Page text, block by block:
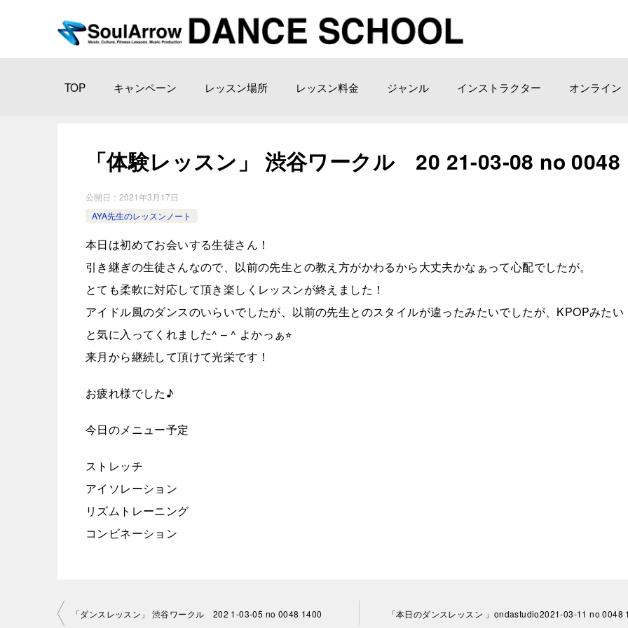
TOP キャンペーン レッスン場所 レッスン料金 ジャンル インストラクター オンライン
「体験レッスン」 渋谷ワークル 20 21-03-08 no 0048
公開日： 2021年3月17日
AYA先生のレッスンノート
本日は初めてお会いする生徒さん！
引き継ぎの生徒さんなので、以前の先生との教え方がかわるから大丈夫かなぁって心配でしたが。
とても柔軟に対応して頂き楽しくレッスンが終えました！
アイドル風のダンスのいらいでしたが、以前の先生とのスタイルが違ったみたいでしたが、KPOPみたい
と気に入ってくれました^ – ^ よかっぁ⭐︎
来月から継続して頂けて光栄です！
お疲れ様でした♪
今日のメニュー予定
ストレッチ
アイソレーション
リズムトレーニング
コンビネーション
投 「ダンスレッスン」 渋谷ワークル 202 1-03-05 no 0048 1400 「本日のダンスレッスン 」ondastudio2021-03-11 no 0048